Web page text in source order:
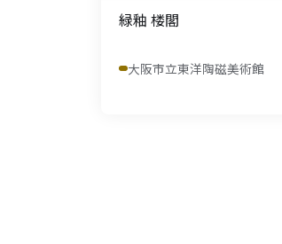
緑釉 楼閣
大阪市立東洋陶磁美術館